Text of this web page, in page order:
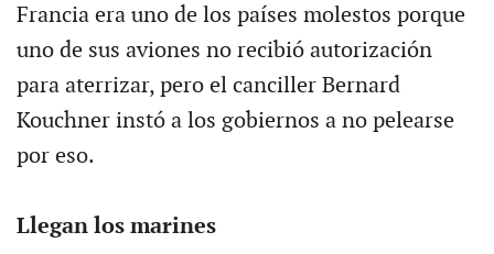
Francia era uno de los países molestos porque
uno de sus aviones no recibió autorización
para aterrizar, pero el canciller Bernard
Kouchner instó a los gobiernos a no pelearse
por eso.
Llegan los marines